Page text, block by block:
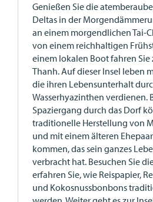
Genießen Sie die
Deltas in der
an einem morgendlichen Tai-
von einem reichhaltigen
einem lokalen Boot fahren Sie
Thanh. Auf dieser Insel leben
die ihren Lebensunterhalt
Wasserhyazinthen verdienen.
Spaziergang durch das Dorf
traditionelle Herstellung von
und mit einem älteren
kommen, das sein ganzes
verbracht hat. Besuchen Sie
erfahren Sie, wie Reispapier,
und Kokosnussbonbons